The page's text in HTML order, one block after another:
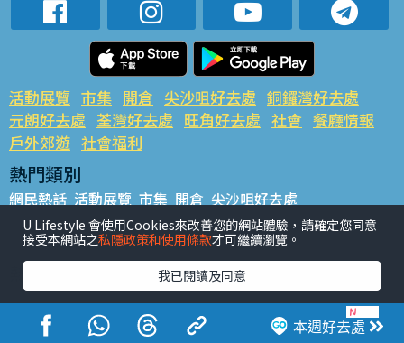
本週好去處
活動展覽 市集 開倉 尖沙咀好去處 銅鑼灣好去處
元朗好去處 荃灣好去處 旺角好去處 社會 餐廳情報
戶外郊遊 社會福利
熱門類別
網民熱話 活動展覽 市集 開倉 尖沙咀好去處
銅鑼灣好去處 元朗好去處 荃灣好去處 旺角好去處 社會
餐廳情報 戶外郊遊
熱門標籤
#UGO搵好去處 #人氣活動推介 #美食社群熱話
#親子玩樂好去處
#ULifestyle應用程式
#限時搶
U Lifestyle 會使用Cookies來改善您的網站體驗，請確定您同意
接受本網站之私隱政策和使用條款才可繼續瀏覽。
我已閱讀及同意